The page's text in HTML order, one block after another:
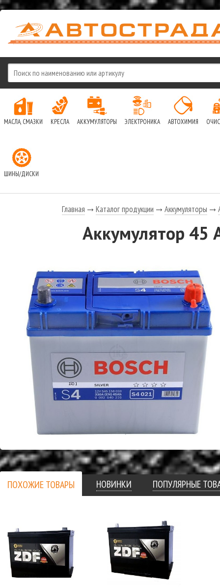
МАСЛА, СМАЗКИ КРЕСЛА АККУМУЛЯТОРЫ ЭЛЕКТРОНИКА АВТОХИМИЯ
ШИНЫ/ДИСКИ
Главная Каталог продукции Аккумуляторы
Аккумулятор 45
ПОХОЖИЕ ТОВАРЫ НОВИНКИ ПОПУЛЯРНЫЕ